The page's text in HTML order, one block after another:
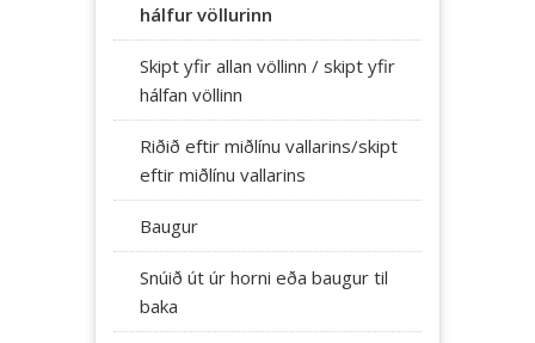
hálfur völlurinn
Skipt yfir allan völlinn / skipt yfir
hálfan völlinn
Riðið eftir miðlínu vallarins/skipt
eftir miðlínu vallarins
Baugur
Snúið út úr horni eða baugur til
baka